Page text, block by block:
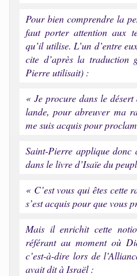
Pour bien comprendre la
faut porter attention aux
qu’il utilise. L’un d’entre
cite d’après la traduction
Pierre utilisait) :
« Je procure dans le désert
lande, pour abreuver ma
me suis acquis pour
Saint-Pierre applique donc
dans le livre d’Isaïe du
« C’est vous qui êtes cette
s’est acquis pour que vous
Mais il enrichit cette
référant au moment où
c’est-à-dire lors de
avait dit à Israël :